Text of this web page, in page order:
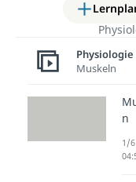
Muskeln
n
1/